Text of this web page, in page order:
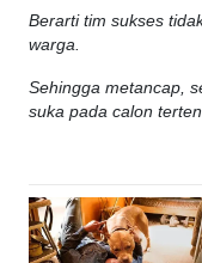
Berarti tim sukses
warga.
Sehingga metancap,
suka pada calon